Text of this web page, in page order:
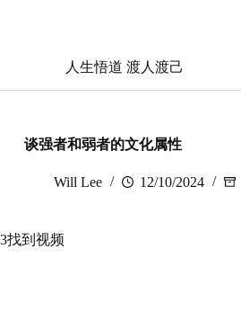
人生悟道 渡人渡己
谈强者和弱者的文化属性
Will Lee 12/10/2024
3找到视频